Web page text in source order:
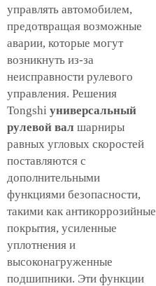
управлять автомобилем,
предотвращая возможные
аварии, которые могут
возникнуть из-за
неисправности рулевого
управления. Решения
Tongshi универсальный
рулевой вал шарниры
равных угловых скоростей
поставляются с
дополнительными
функциями безопасности,
такими как антикоррозийные
покрытия, усиленные
уплотнения и
высоконагруженные
подшипники. Эти функции